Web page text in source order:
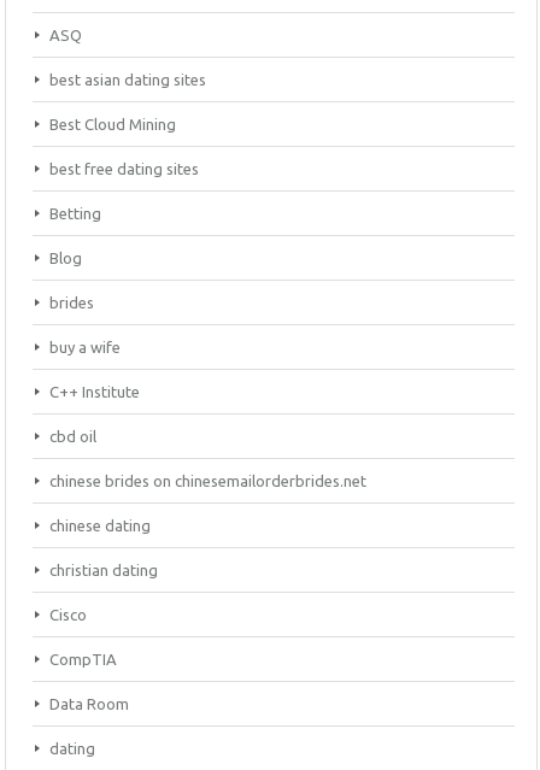
ASQ
best asian dating sites
Best Cloud Mining
best free dating sites
Betting
Blog
brides
buy a wife
C++ Institute
cbd oil
chinese brides on chinesemailorderbrides.net
chinese dating
christian dating
Cisco
CompTIA
Data Room
dating